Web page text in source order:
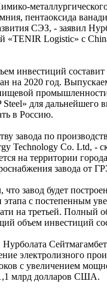
пентаоксида
СЭЗ, - заявил
«TENIR Logistic» с
инвестиций
на 2020 год.
для дальнейшего
в Россию.
завода по
Technology Co. Ltd, -
на территории
завода от
что завод будет
этапа с постепенным
на третьей. Полный
объем инвестиций
электролизного
с увеличением
млрд долларов США.